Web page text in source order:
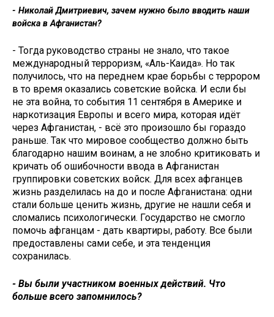
- Николай Дмитриевич, зачем нужно было вводить наши
войска в ­Афганистан?
- Тогда руководство страны не знало, что такое
международный терроризм, «Аль-Каида». Но так
получилось, что на переднем крае борьбы с террором
в то время оказались советские войска. И если бы
не эта война, то события 11 сентября в Америке и
наркотизация Европы и всего мира, которая идёт
через Афганистан, - всё это произошло бы гораздо
раньше. Так что мировое сообщество должно быть
благодарно нашим воинам, а не злобно критиковать и
кричать об ошибочности ввода в Афганистан
группировки советских войск. Для всех афганцев
жизнь разделилась на до и после Афганистана: одни
стали больше ценить жизнь, другие не нашли себя и
сломались психологически. Государство не смогло
помочь афганцам - дать квартиры, работу. Все были
предоставлены сами себе, и эта тенденция
сохранилась.
- Вы были участником военных действий. Что
больше всего запомнилось?